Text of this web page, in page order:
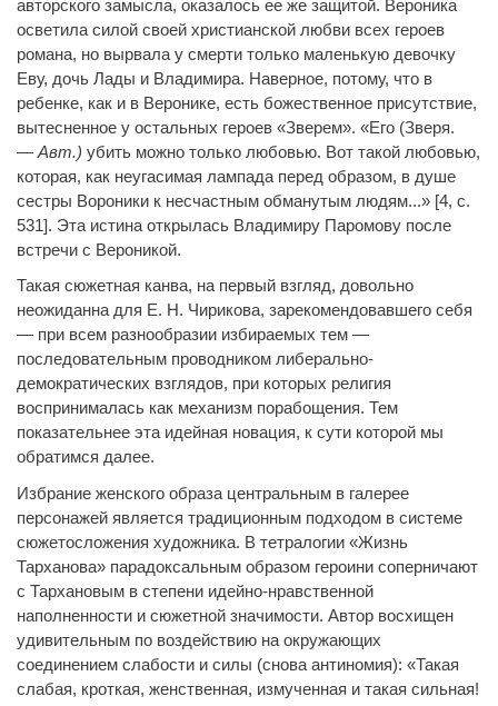
авторского замысла, оказалось ее же защитой. Вероника
осветила силой своей христианской любви всех героев
романа, но вырвала у смерти только маленькую девочку
Еву, дочь Лады и Владимира. Наверное, потому, что в
ребенке, как и в Веронике, есть божественное присутствие,
вытесненное у остальных героев «Зверем». «Его (Зверя.
— Авт.) убить можно только любовью. Вот такой любовью,
которая, как неугасимая лампада перед образом, в душе
сестры Вороники к несчастным обманутым людям...» [4, с.
531]. Эта истина открылась Владимиру Паромову после
встречи с Вероникой.
Такая сюжетная канва, на первый взгляд, довольно
неожиданна для Е. Н. Чирикова, зарекомендовавшего себя
— при всем разнообразии избираемых тем —
последовательным проводником либерально-
демократических взглядов, при которых религия
воспринималась как механизм порабощения. Тем
показательнее эта идейная новация, к сути которой мы
обратимся далее.
Избрание женского образа центральным в галерее
персонажей является традиционным подходом в системе
сюжетосложения художника. В тетралогии «Жизнь
Тарханова» парадоксальным образом героини соперничают
с Тархановым в степени идейно-нравственной
наполненности и сюжетной значимости. Автор восхищен
удивительным по воздействию на окружающих
соединением слабости и силы (снова антиномия): «Такая
слабая, кроткая, женственная, измученная и такая сильная!